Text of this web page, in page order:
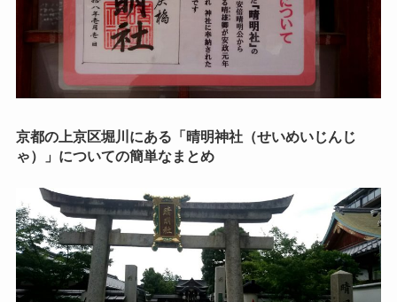
京都の上京区堀川にある「晴明神社（せいめいじんじ
ゃ）」についての簡単なまとめ